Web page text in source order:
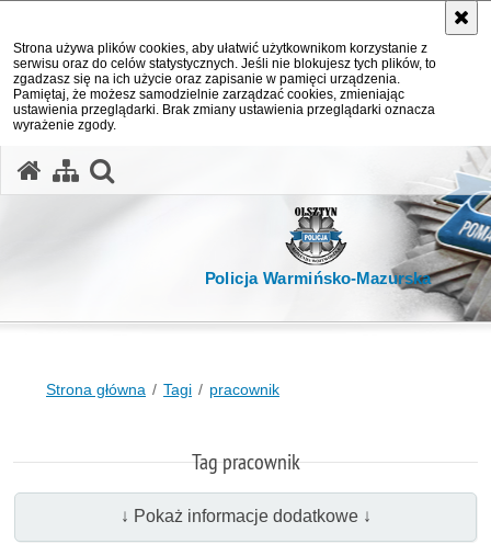
Strona używa plików cookies, aby ułatwić użytkownikom korzystanie z
serwisu oraz do celów statystycznych. Jeśli nie blokujesz tych plików, to
zgadzasz się na ich użycie oraz zapisanie w pamięci urządzenia.
Pamiętaj, że możesz samodzielnie zarządzać cookies, zmieniając
ustawienia przeglądarki. Brak zmiany ustawienia przeglądarki oznacza
wyrażenie zgody.
Policja Warmińsko-Mazurska
Strona główna Tagi pracownik
Tag pracownik
↓ Pokaż informacje dodatkowe ↓